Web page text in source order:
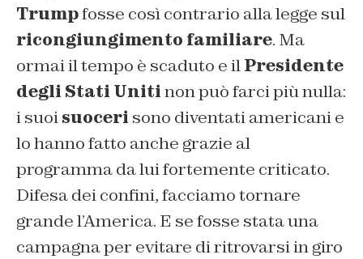
Trumpfosse così contrario alla legge sul
ricongiungimento familiare. Ma
ormai il tempo è scaduto e ilPresidente
degli Stati Unitinon può farci più nulla:
i suoisuoceri sono diventati americani e
lo hanno fatto anche grazie al
programma da lui fortemente criticato.
Difesa dei confini, facciamo tornare
grande l’America. E se fosse stata una
campagna per evitare di ritrovarsi in giro